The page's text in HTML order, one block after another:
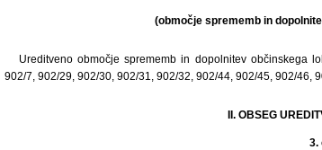
(območje sprememb in
Ureditveno območje sprememb in dopolnitev občinskega
902/7, 902/29, 902/30, 902/31, 902/32, 902/44, 902/45, 902/46,
II. OBSEG
3.